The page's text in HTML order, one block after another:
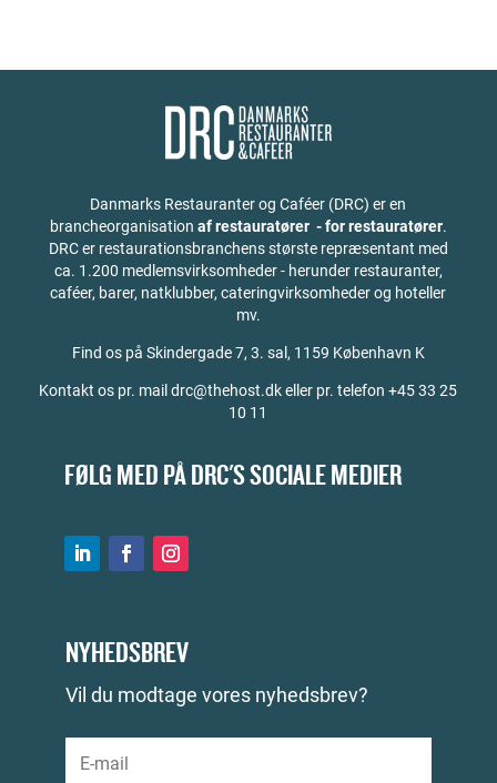
Danmarks Restauranter og Caféer (DRC) er en
brancheorganisation af restauratører - for restauratører.
DRC er restaurationsbranchens største repræsentant med
ca. 1.200 medlemsvirksomheder - herunder restauranter,
caféer, barer, natklubber, cateringvirksomheder og hoteller
mv.
Find os på Skindergade 7, 3. sal, 1159 København K
Kontakt os pr. mail drc@thehost.dk eller pr. telefon +45 33 25
10 11
FØLG MED PÅ DRC'S SOCIALE MEDIER
NYHEDSBREV
Vil du modtage vores nyhedsbrev?